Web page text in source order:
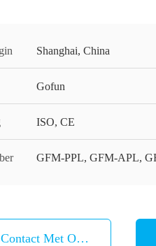
Shanghai, China
Gofun
ISO, CE
GFM-PPL, GFM-APL,
Met Ons Op